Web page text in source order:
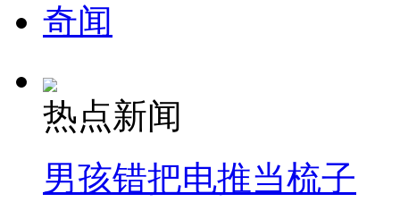
奇闻
热点新闻
男孩错把电推当梳子